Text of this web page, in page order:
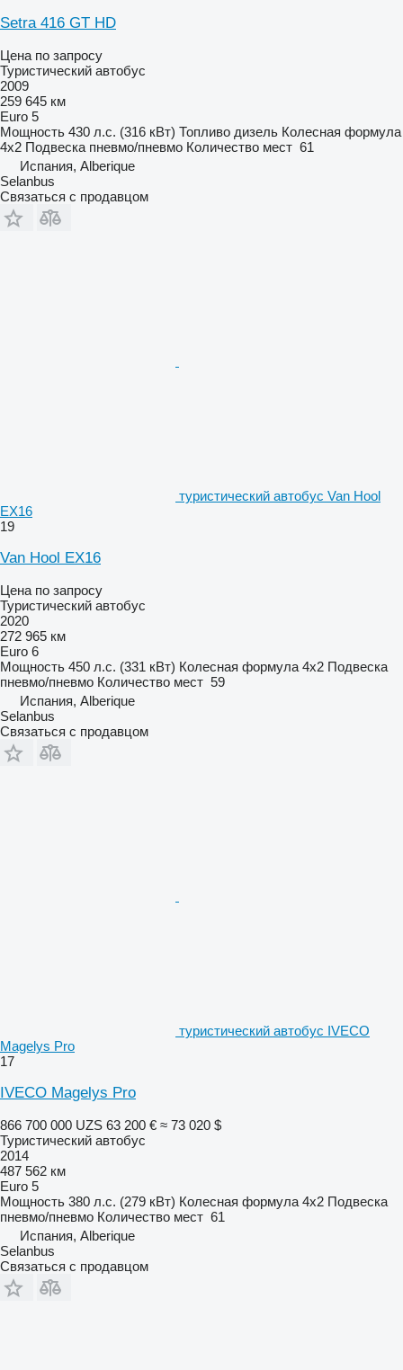
Setra 416 GT HD
Цена по запросу
Туристический автобус
2009
259 645 км
Euro 5
Мощность 430 л.с. (316 кВт) Топливо дизель Колесная формула
4x2 Подвеска пневмо/пневмо Количество мест 61
Испания, Alberique
Selanbus
Связаться с продавцом
туристический автобус Van Hool
EX16
19
Van Hool EX16
Цена по запросу
Туристический автобус
2020
272 965 км
Euro 6
Мощность 450 л.с. (331 кВт) Колесная формула 4x2 Подвеска
пневмо/пневмо Количество мест 59
Испания, Alberique
Selanbus
Связаться с продавцом
туристический автобус IVECO
Magelys Pro
17
IVECO Magelys Pro
866 700 000 UZS 63 200 € ≈ 73 020 $
Туристический автобус
2014
487 562 км
Euro 5
Мощность 380 л.с. (279 кВт) Колесная формула 4x2 Подвеска
пневмо/пневмо Количество мест 61
Испания, Alberique
Selanbus
Связаться с продавцом